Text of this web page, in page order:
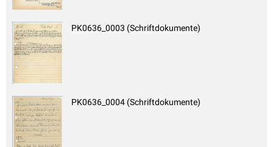
PK0636_0003 (Schriftdokumente)
PK0636_0004 (Schriftdokumente)